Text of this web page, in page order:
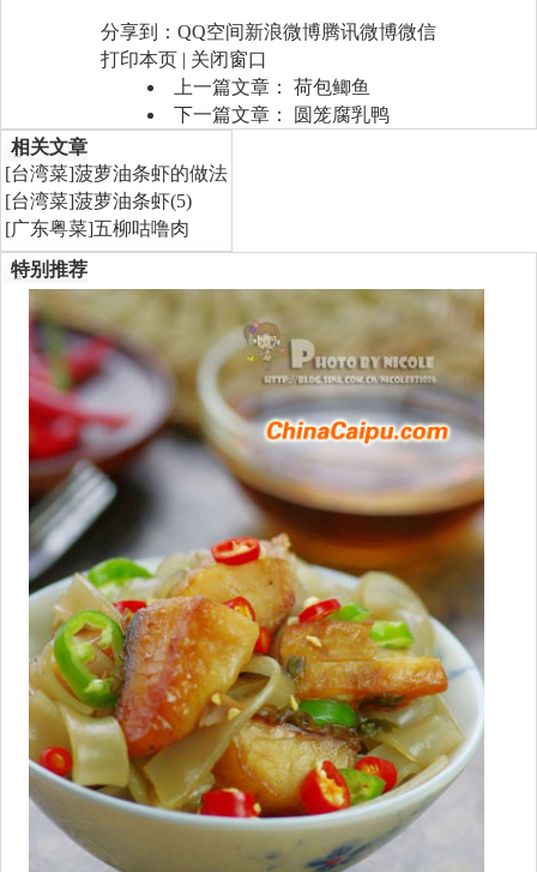
分享到： QQ空间新浪微博腾讯微博微信
打印本页 | 关闭窗口
上一篇文章： 荷包鲫鱼
下一篇文章：
圆笼腐乳鸭
相关文章
[台湾菜]菠萝油条虾的做法
[台湾菜]菠萝油条虾(5)
[广东粤菜]五柳咕噜肉
特别推荐